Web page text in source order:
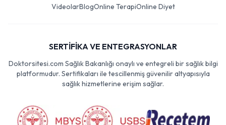
VideolarBlogOnline TerapiOnline Diyet
SERTİFİKA VE ENTEGRASYONLAR
Doktorsitesi.com Sağlık Bakanlığı onaylı ve entegreli bir sağlık bilgi
platformudur. Sertifikaları ile tescillenmiş güvenilir altyapısıyla
sağlık hizmetlerine erişim sağlar.